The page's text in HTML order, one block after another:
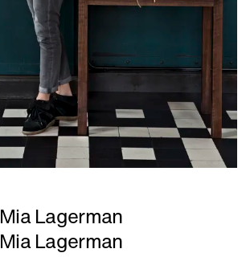
Mia Lagerman
Mia Lagerman